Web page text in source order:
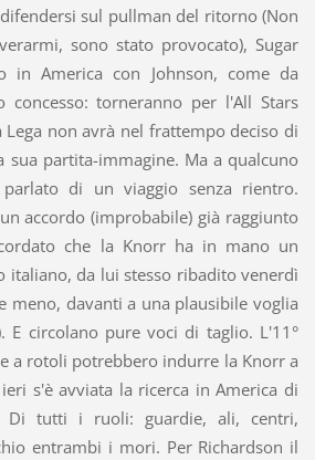
sul pullman del ritorno (Non
sono stato provocato), Sugar
in America con Johnson, come da
torneranno per l'All Stars
Lega non avrà nel frattempo deciso di
sua partita-immagine. Ma a qualcuno
parlato di un viaggio senza rientro.
accordo (improbabile) già raggiunto
che la Knorr ha in mano un
italiano, da lui stesso ribadito venerdì
meno, davanti a una plausibile voglia
E circolano pure voci di taglio. L'11°
a rotoli potrebbero indurre la Knorr a
s'è avviata la ricerca in America di
Di tutti i ruoli: guardie, ali, centri,
entrambi i mori. Per Richardson il